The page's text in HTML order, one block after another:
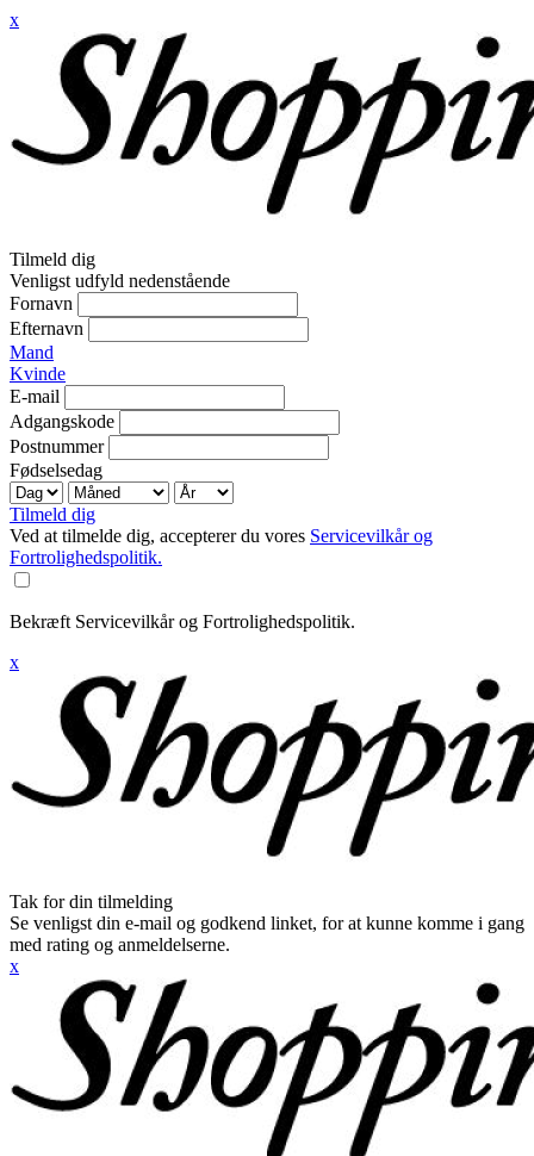
x
Tilmeld dig
Venligst udfyld nedenstående
Fornavn
Efternavn
Mand
Kvinde
E-mail
Adgangskode
Postnummer
Fødselsedag
Tilmeld dig
Ved at tilmelde dig, accepterer du vores Servicevilkår og
Fortrolighedspolitik.
Bekræft Servicevilkår og Fortrolighedspolitik.
x
Tak for din tilmelding
Se venligst din e-mail og godkend linket, for at kunne komme i gang
med rating og anmeldelserne.
x